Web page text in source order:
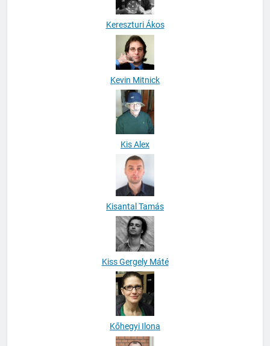
Kereszturi Ákos
Kevin Mitnick
Kis Alex
Kisantal Tamás
Kiss Gergely Máté
Kőhegyi Ilona